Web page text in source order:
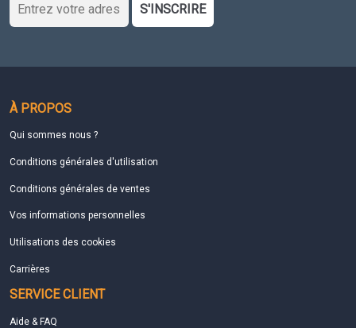
S'INSCRIRE
À PROPOS
Qui sommes nous ?
Conditions générales d'utilisation
Conditions générales de ventes
Vos informations personnelles
Utilisations des cookies
Carrières
SERVICE CLIENT
Aide & FAQ